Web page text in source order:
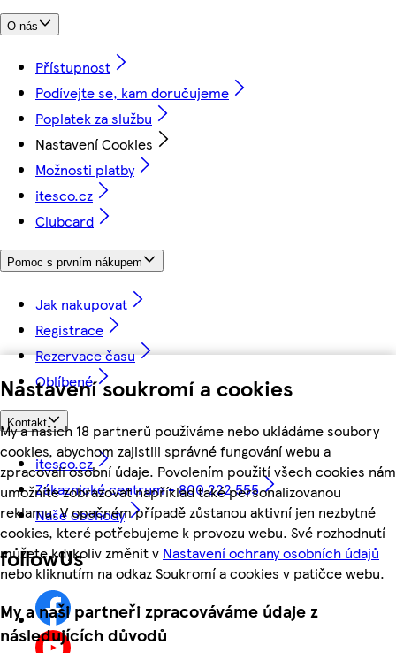
Nastavení soukromí a cookies
My a našich 18 partnerů používáme nebo ukládáme soubory
cookies, abychom zajistili správné fungování webu a
zpracovali osobní údaje. Povolením použití všech cookies nám
umožníte zobrazovat například také personalizovanou
reklamu. V opačném případě zůstanou aktivní jen nezbytné
cookies, které potřebujeme k provozu webu. Své rozhodnutí
můžete kdykoliv změnit v Nastavení ochrany osobních údajů
nebo kliknutím na odkaz Soukromí a cookies v patičce webu.
My a naši partneři zpracováváme údaje z
následujících důvodů
O nás
Přístupnost
Podívejte se, kam doručujeme
Poplatek za službu
Nastavení Cookies
Možnosti platby
itesco.cz
Clubcard
Pomoc s prvním nákupem
Jak nakupovat
Registrace
Rezervace času
Oblíbené
Kontakt
itesco.cz
Zákaznické centrum - 800 222 555
Naše obchody
followUs